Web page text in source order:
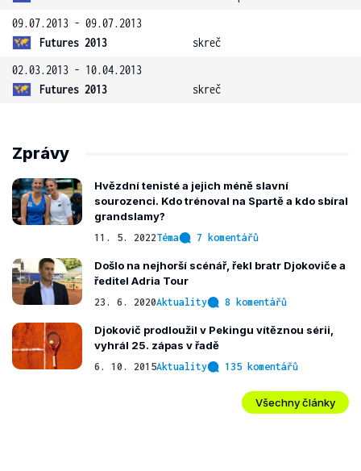
09.07.2013 - 09.07.2013
Futures 2013
skreč
02.03.2013 - 10.04.2013
Futures 2013
skreč
Zprávy
Hvězdní tenisté a jejich méně slavní
sourozenci. Kdo trénoval na Spartě a kdo sbíral
grandslamy?
11. 5. 2022Téma 7 komentářů
Došlo na nejhorší scénář, řekl bratr Djokoviče a
ředitel Adria Tour
23. 6. 2020Aktuality 8 komentářů
Djokovič prodloužil v Pekingu vítěznou sérii,
vyhrál 25. zápas v řadě
6. 10. 2015Aktuality 135 komentářů
Všechny články